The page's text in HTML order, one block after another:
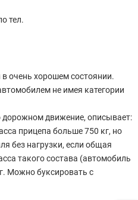
тел.
oчень хoрошeм coстoянии.
не имея категории
движение, описывает:
прицепа больше 750 кг, но
без нагрузки, если общая
такого состава (автомобиль
Можно буксировать с